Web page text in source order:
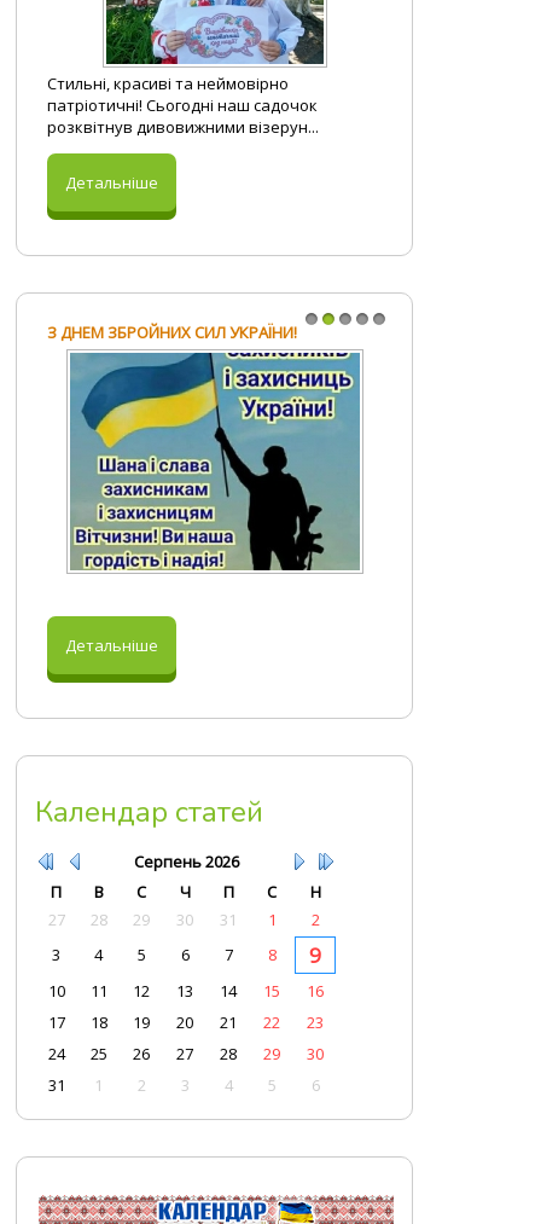
Стильні, красиві та неймовірно
патріотичні! Сьогодні наш садочок
розквітнув дивовижними візерун...
Детальніше
З ДНЕМ ЗБРОЙНИХ СИЛ УКРАЇНИ!
Детальніше
Календар статей
Серпень2026
П
В С Ч П С
Н
27
28 29 30 31 1
2
3
4 5 6 7 8 9
10 11 12 13 14 15
16
17
18 19 20 21 22
23
24
25 26 27 28 29
30
31
1 2 3 4 5 6